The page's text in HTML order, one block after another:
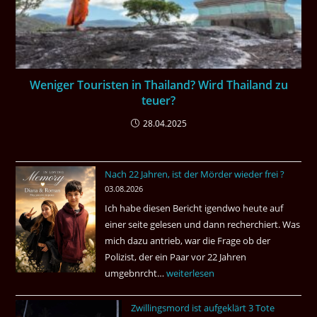
Weniger Touristen in Thailand? Wird Thailand zu
teuer?
28.04.2025
Nach 22 Jahren, ist der Mörder wieder frei ?
03.08.2026
Ich habe diesen Bericht igendwo heute auf
einer seite gelesen und dann recherchiert. Was
mich dazu antrieb, war die Frage ob der
Polizist, der ein Paar vor 22 Jahren
umgebnrcht…Nach
Jahren,
weiterlesen
Zwillingsmord ist aufgeklärt 3 Tote